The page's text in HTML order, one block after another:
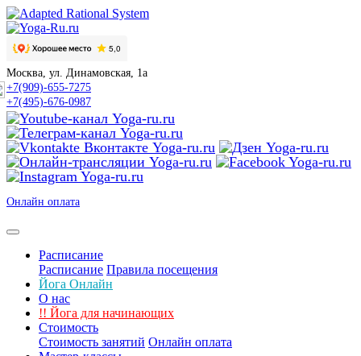
Москва, ул. Динамовская, 1а
+7(909)-655-7275
+7(495)-676-0987
Онлайн оплата
Расписание
Расписание Правила посещения
Йога Онлайн
О нас
!! Йога для начинающих
Стоимость
Стоимость занятий Онлайн оплата